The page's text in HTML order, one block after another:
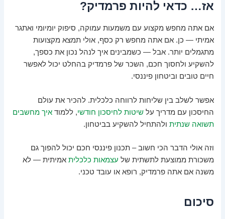
אז… כדאי להיות פרמדיק?
אם אתה מחפש מקצוע עם משמעות עמוקה, סיפוק יומיומי ואתגר
אמיתי — כן. אם אתה מחפש רק כסף, אולי תמצא מקצועות
מתגמלים יותר. אבל — כשמבינים איך לנהל נכון את כספך,
להשקיע ולחסוך חכם, השכר של פרמדיק בהחלט יכול לאפשר
חיים טובים וביטחון פיננסי.
אפשר לשלב בין שליחות לרווחה כלכלית. להכיר את עולם
החיסכון עם מדריך עלשיטות לחיסכון חודשי, ללמודאיך מחשבים
תשואה שנתית ולהתחיל להשקיע בביטחון.
וזה אולי הדבר הכי חשוב – תכנון פיננסי חכם יכול להפוך גם
משכורת ממוצעת לתשתית של עצמאות כלכלית אמיתית — לא
משנה אם אתה פרמדיק, רופא או עובד טכני.
סיכום